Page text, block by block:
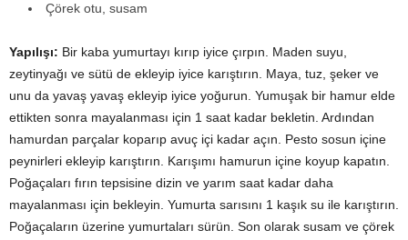
Çörek otu, susam
Yapılışı: Bir kaba yumurtayı kırıp iyice çırpın. Maden suyu,
zeytinyağı ve sütü de ekleyip iyice karıştırın. Maya, tuz, şeker ve
unu da yavaş yavaş ekleyip iyice yoğurun. Yumuşak bir hamur elde
ettikten sonra mayalanması için 1 saat kadar bekletin. Ardından
hamurdan parçalar koparıp avuç içi kadar açın. Pesto sosun içine
peynirleri ekleyip karıştırın. Karışımı hamurun içine koyup kapatın.
Poğaçaları fırın tepsisine dizin ve yarım saat kadar daha
mayalanması için bekleyin. Yumurta sarısını 1 kaşık su ile karıştırın.
Poğaçaların üzerine yumurtaları sürün. Son olarak susam ve çörek